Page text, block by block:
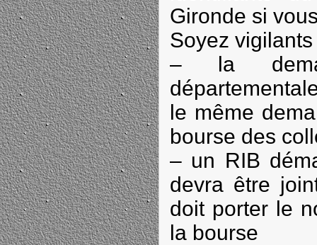
Gironde si
Soyez
– la
le même
bourse des
– un RIB
devra être
doit porter le
la bourse